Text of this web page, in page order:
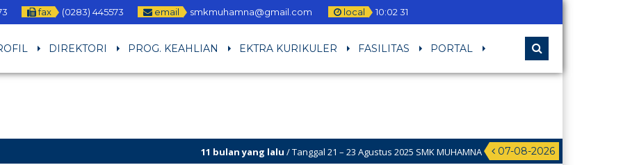
fax (0283) 445573 email smkmuhamna@gmail.com local 10:02 31
DIREKTORI PROG. KEAHLIAN EKTRA KURIKULER FASILITAS PORTAL
07-08-2026
11 bulan yang lalu/ Tanggal 21 – 23 Agustus 2025 SMK MUHAMNA Memperingat HUT RI ke 80 dengan